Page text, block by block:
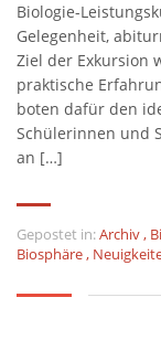
Biologie-
Gelegenheit,
Ziel der Exkursion
praktische
boten dafür den
Schülerinnen und
an […]
Gepostet in:Archiv,
Biosphäre,